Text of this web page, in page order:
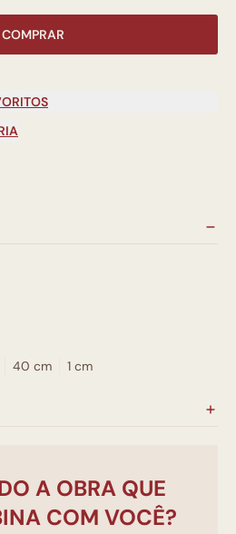
COMPRAR
40 cm 1 cm
A OBRA QUE
COM VOCÊ?